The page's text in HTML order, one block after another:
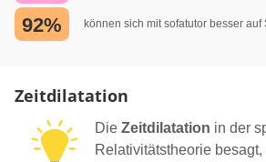
92% können sich mit sofatutor besser
Zeitdilatation
Die Zeitdilatation in der
Relativitätstheorie